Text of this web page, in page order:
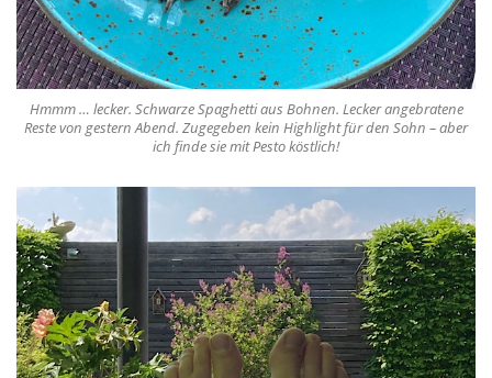
Hmmm … lecker. Schwarze Spaghetti aus Bohnen. Lecker angebratene
Reste von gestern Abend. Zugegeben kein Highlight für den Sohn – aber
ich finde sie mit Pesto köstlich!